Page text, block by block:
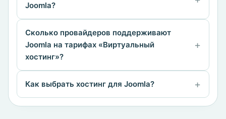
Joomla?
Сколько провайдеров поддерживают
Joomla на тарифах «Виртуальный
хостинг»?
Как выбрать хостинг для Joomla?